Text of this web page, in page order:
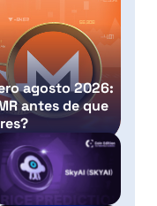
agosto 2026:
antes de que